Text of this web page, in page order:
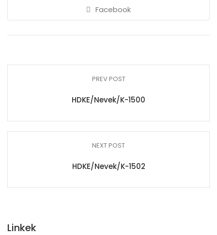
Facebook
PREV POST
HDKE/Nevek/K-1500
NEXT POST
HDKE/Nevek/K-1502
Linkek